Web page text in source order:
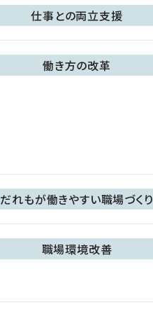
仕事との両立支援
働き方の改革
だれもが働きやすい職場づくり
職場環境改善